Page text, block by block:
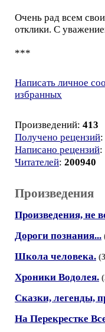
Очень рад всем
отклики. С
***
Написать личное
избранных
Произведений: 413
Получено рецензий:
Написано рецензий:
Читателей: 200940
Произведения
Произведения, не
Дороги познания...
Школа человека.
Хроники Водолея.
Сказки, легенды,
На Перекрестке